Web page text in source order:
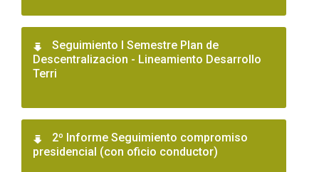
Seguimiento I Semestre Plan de
Descentralizacion - Lineamiento Desarrollo
Terri
2º Informe Seguimiento compromiso
presidencial (con oficio conductor)